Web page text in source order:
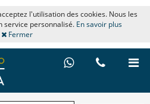
l'utilisation des cookies. Nous les
service personnalisé. En savoir plus
Fermer